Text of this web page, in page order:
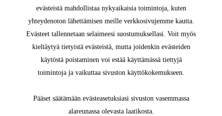
evästeistä mahdollistaa nykyaikaisia toimintoja, kuten
yhteydenoton lähettämisen meille verkkosivujemme kautta.
Evästeet tallennetaan selaimeesi suostumuksellasi. Voit myös
kieltäytyä tietyistä evästeistä, mutta joidenkin evästeiden
käytöstä poistaminen voi estää käyttämässä tiettyjä
toimintoja ja vaikuttaa sivuston käyttökokemukseen.
Pääset säätämään evästeasetuksiasi sivuston vasemmassa
alareunassa olevasta laatikosta.